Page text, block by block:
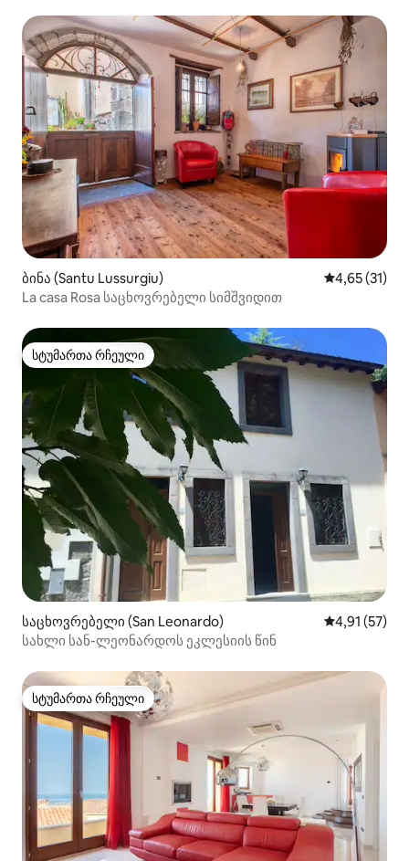
ბინა (Santu Lussurgiu) საშუალო
4,65 (31)
La casa Rosa საცხოვრებელი სიმშვიდით
სტუმართა რჩეული
სტუმართა რჩეული
საცხოვრებელი (San Leonardo) საშუალო
4,91 (57)
სახლი სან-ლეონარდოს ეკლესიის წინ
სტუმართა რჩეული
სტუმართა რჩეული